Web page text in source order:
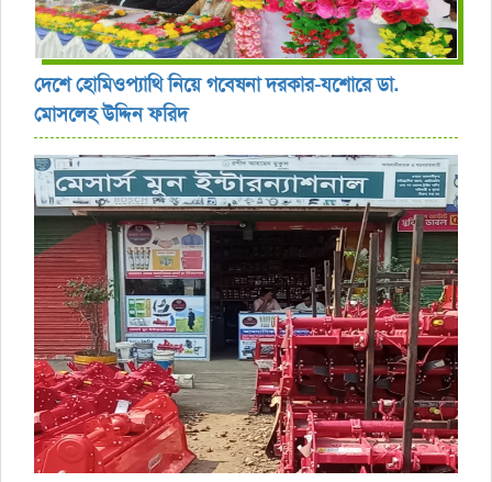
দেশে হোমিওপ্যাথি নিয়ে গবেষনা দরকার-যশোরে ডা.
মোসলেহ উদ্দিন ফরিদ